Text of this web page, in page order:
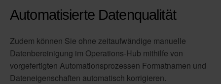
Automatisierte Datenqualität
Zudem können Sie ohne zeitaufwändige manuelle
Datenbereinigung im Operations-Hub mithilfe von
vorgefertigten Automationsprozessen Formatnamen und
Dateneigenschaften automatisch korrigieren.